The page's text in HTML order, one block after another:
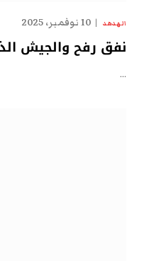
الهدهد 10 نوفمبر، 2025
نفق رفح والجيش
…